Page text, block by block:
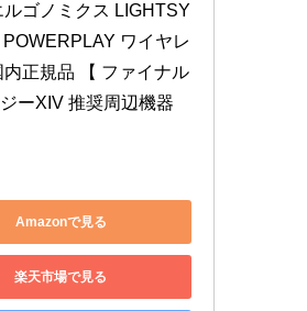
ルゴノミクス LIGHTSY
ワイヤレ
内正規品 【 ファイナル
ーXIV 推奨周辺機器
Amazonで見る
楽天市場で見る